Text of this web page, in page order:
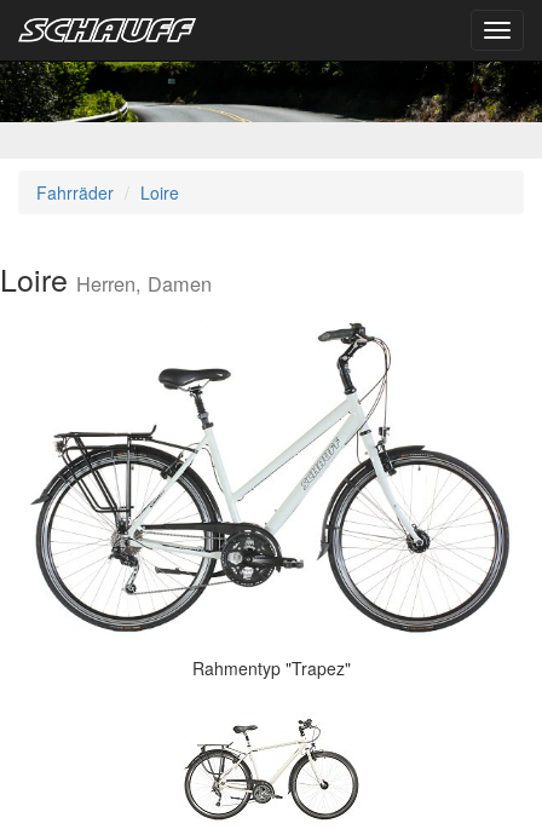
Fahrräder Loire
Loire Herren, Damen
Rahmentyp "Trapez"